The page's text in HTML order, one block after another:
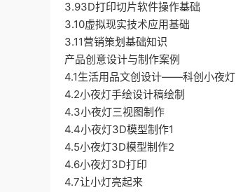
3.93D打印切片软件操作基础
3.10虚拟现实技术应用基础
3.11营销策划基础知识
产品创意设计与制作案例
4.1生活用品文创设计——科创小夜灯
4.2小夜灯手绘设计稿绘制
4.3小夜灯三视图制作
4.4小夜灯3D模型制作1
4.5小夜灯3D模型制作2
4.6小夜灯3D打印
4.7让小灯亮起来